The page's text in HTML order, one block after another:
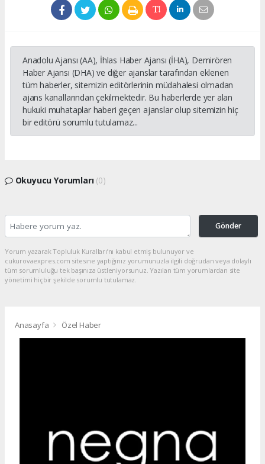
Anadolu Ajansı (AA), İhlas Haber Ajansı (İHA), Demirören
Haber Ajansı (DHA) ve diğer ajanslar tarafından eklenen
tüm haberler, sitemizin editörlerinin müdahalesi olmadan
ajans kanallarından çekilmektedir. Bu haberlerde yer alan
hukuki muhataplar haberi geçen ajanslar olup sitemizin hiç
bir editörü sorumlu tutulamaz...
Okuyucu Yorumları (0)
Gönder
Yorum yazarak Topluluk Kuralları’nı kabul etmiş bulunuyor ve
cukurovaexpres.com sitesine yaptığınız yorumunuzla ilgili doğrudan veya dolaylı
tüm sorumluluğu tek başınıza üstleniyorsunuz. Yazılan tüm yorumlardan site
yönetimi hiçbir şekilde sorumlu tutulamaz.
Anasayfa Özel Haber